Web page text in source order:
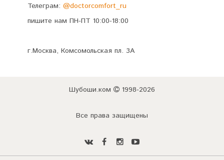
Телеграм: @doctorcomfort_ru
пишите нам ПН-ПТ 10:00-18:00
г.Москва, Комсомольская пл. 3А
Шубоши.ком 1998-2026
Все права защищены